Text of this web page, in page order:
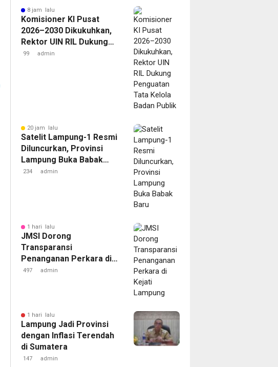
8 jam lalu
Komisioner KI Pusat
2026–2030 Dikukuhkan,
Rektor UIN RIL Dukung
Penguatan Tata Kelola
99 admin
20 jam lalu
Satelit Lampung-1 Resmi
Diluncurkan, Provinsi
Lampung Buka Babak
Baru
234 admin
1 hari lalu
JMSI Dorong
Transparansi
Penanganan Perkara di
Kejati Lampung
497 admin
1 hari lalu
Lampung Jadi Provinsi
dengan Inflasi Terendah
di Sumatera
147 admin